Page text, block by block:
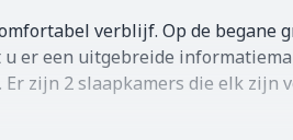
verblijf. Op de
er een uitgebreide
zijn 2 slaapkamers die elk